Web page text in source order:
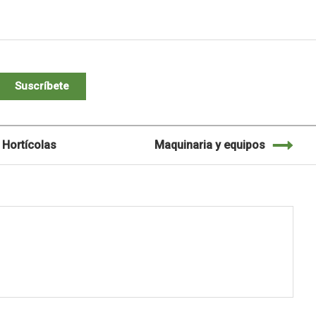
Suscríbete
Hortícolas Maquinaria y equipos